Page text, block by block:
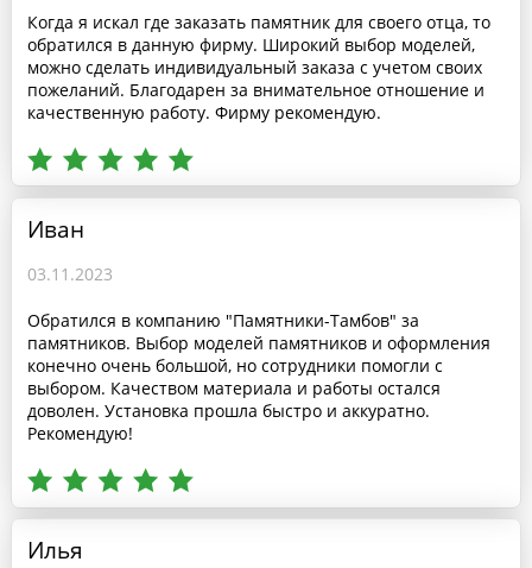
Когда я искал где заказать памятник для своего отца, то
обратился в данную фирму. Широкий выбор моделей,
можно сделать индивидуальный заказа с учетом своих
пожеланий. Благодарен за внимательное отношение и
качественную работу. Фирму рекомендую.
Иван
03.11.2023
Обратился в компанию "Памятники-Тамбов" за
памятников. Выбор моделей памятников и оформления
конечно очень большой, но сотрудники помогли с
выбором. Качеством материала и работы остался
доволен. Установка прошла быстро и аккуратно.
Рекомендую!
Илья